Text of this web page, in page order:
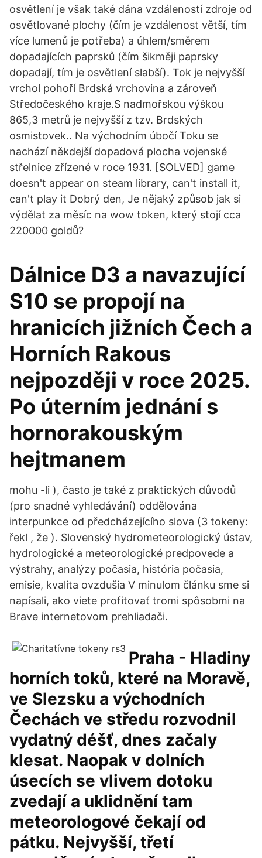
osvětlení je však také dána vzdáleností zdroje od
osvětlované plochy (čím je vzdálenost větší, tím
více lumenů je potřeba) a úhlem/směrem
dopadajících paprsků (čím šikměji paprsky
dopadají, tím je osvětlení slabší). Tok je nejvyšší
vrchol pohoří Brdská vrchovina a zároveň
Středočeského kraje.S nadmořskou výškou
865,3 metrů je nejvyšší z tzv. Brdských
osmistovek.. Na východním úbočí Toku se
nachází někdejší dopadová plocha vojenské
střelnice zřízené v roce 1931. [SOLVED] game
doesn't appear on steam library, can't install it,
can't play it Dobrý den, Je nějaký způsob jak si
výdělat za měsíc na wow token, který stojí cca
220000 goldů?
Dálnice D3 a navazující
S10 se propojí na
hranicích jižních Čech a
Horních Rakous
nejpozději v roce 2025.
Po úterním jednání s
hornorakouským
hejtmanem
mohu -li ), často je také z praktických důvodů
(pro snadné vyhledávání) oddělována
interpunkce od předcházejícího slova (3 tokeny:
řekl , že ). Slovenský hydrometeorologický ústav,
hydrologické a meteorologické predpovede a
výstrahy, analýzy počasia, história počasia,
emisie, kvalita ovzdušia V minulom článku sme si
napísali, ako viete profitovať tromi spôsobmi na
Brave internetovom prehliadači.
Praha - Hladiny
horních toků, které na Moravě,
ve Slezsku a východních
Čechách ve středu rozvodnil
vydatný déšť, dnes začaly
klesat. Naopak v dolních
úsecích se vlivem dotoku
zvedají a uklidnění tam
meteorologové čekají od
pátku. Nejvyšší, třetí